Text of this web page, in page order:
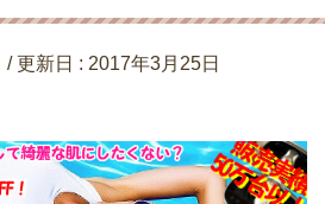
/ 更新日 : 2017年3月25日